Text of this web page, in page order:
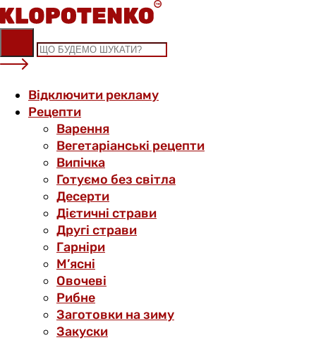
Skip
to
content
Відключити рекламу
Рецепти
Варення
Вегетаріанські рецепти
Випічка
Готуємо без світла
Десерти
Дієтичні страви
Другі страви
Гарніри
М’ясні
Овочеві
Рибне
Заготовки на зиму
Закуски